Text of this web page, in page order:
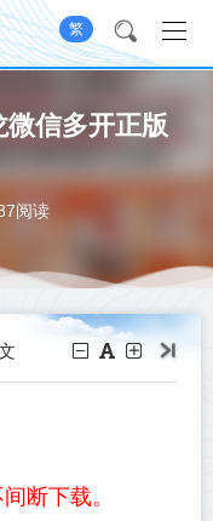
繁
信多开正版
阅读
断下载。